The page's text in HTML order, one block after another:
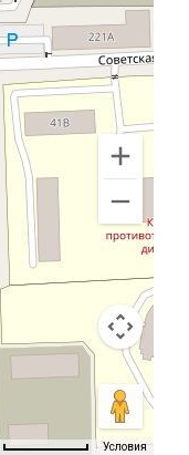
Условия